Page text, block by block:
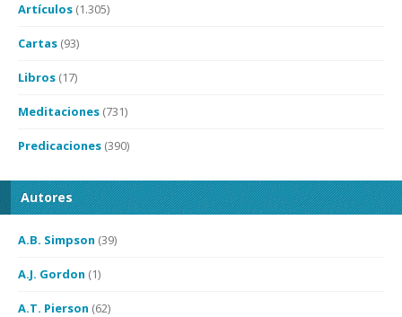
Artículos (1.305)
Cartas (93)
Libros (17)
Meditaciones (731)
Predicaciones (390)
Autores
A.B. Simpson (39)
A.J. Gordon (1)
A.T. Pierson (62)